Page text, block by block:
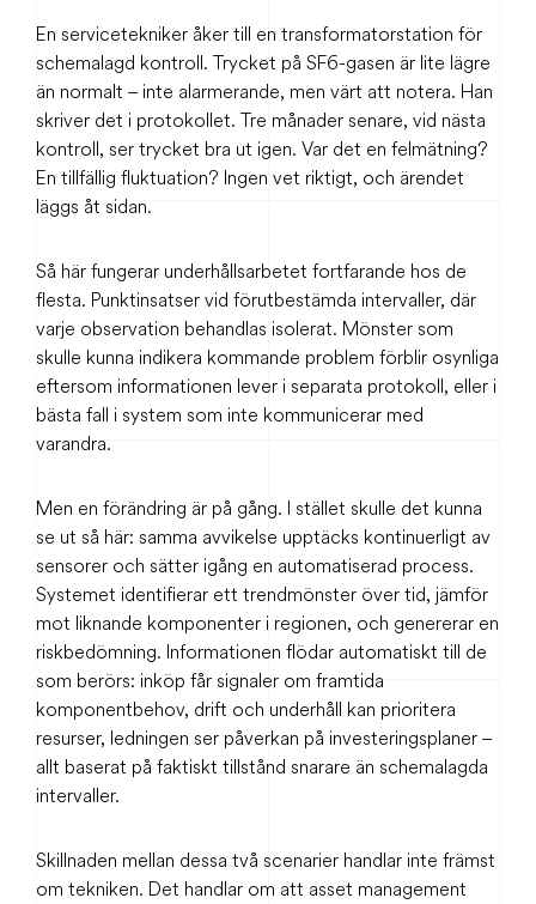
En servicetekniker åker till en transformatorstation för
schemalagd kontroll. Trycket på SF6-gasen är lite lägre
än normalt – inte alarmerande, men värt att notera. Han
skriver det i protokollet. Tre månader senare, vid nästa
kontroll, ser trycket bra ut igen. Var det en felmätning?
En tillfällig fluktuation? Ingen vet riktigt, och ärendet
läggs åt sidan.
Så här fungerar underhållsarbetet fortfarande hos de
flesta. Punktinsatser vid förutbestämda intervaller, där
varje observation behandlas isolerat. Mönster som
skulle kunna indikera kommande problem förblir osynliga
eftersom informationen lever i separata protokoll, eller i
bästa fall i system som inte kommunicerar med
varandra.
Men en förändring är på gång. I stället skulle det kunna
se ut så här: samma avvikelse upptäcks kontinuerligt av
sensorer och sätter igång en automatiserad process.
Systemet identifierar ett trendmönster över tid, jämför
mot liknande komponenter i regionen, och genererar en
riskbedömning. Informationen flödar automatiskt till de
som berörs: inköp får signaler om framtida
komponentbehov, drift och underhåll kan prioritera
resurser, ledningen ser påverkan på investeringsplaner –
allt baserat på faktiskt tillstånd snarare än schemalagda
intervaller.
Skillnaden mellan dessa två scenarier handlar inte främst
om tekniken. Det handlar om att asset management